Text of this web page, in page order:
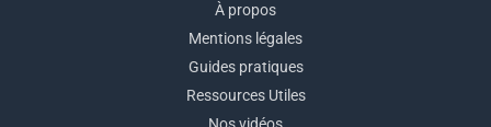
À propos
Mentions légales
Guides pratiques
Ressources Utiles